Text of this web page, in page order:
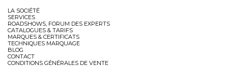
LA SOCIÉTÉ
SERVICES
ROADSHOWS, FORUM DES EXPERTS
CATALOGUES & TARIFS
MARQUES & CERTIFICATS
TECHNIQUES MARQUAGE
BLOG
CONTACT
CONDITIONS GÉNÉRALES DE VENTE